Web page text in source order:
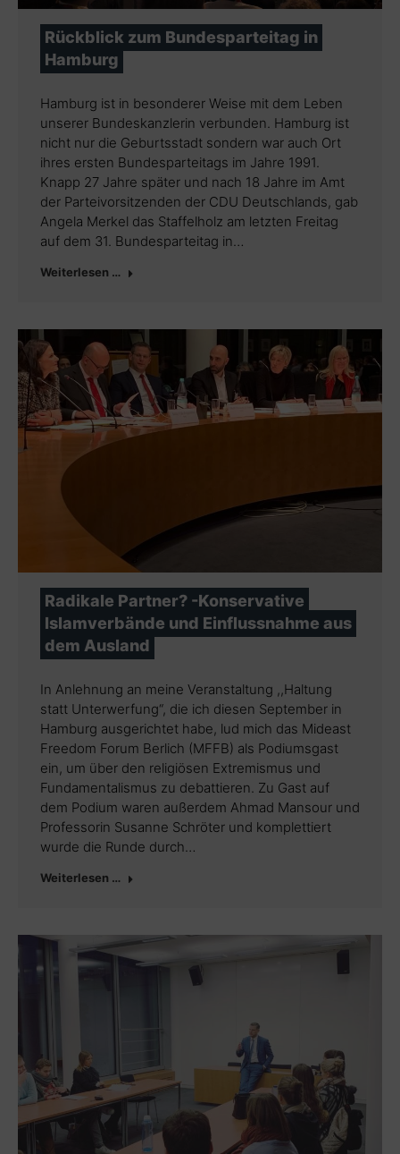
Rückblick zum Bundesparteitag in
Hamburg
Hamburg ist in besonderer Weise mit dem Leben
unserer Bundeskanzlerin verbunden. Hamburg ist
nicht nur die Geburtsstadt sondern war auch Ort
ihres ersten Bundesparteitags im Jahre 1991.
Knapp 27 Jahre später und nach 18 Jahre im Amt
der Parteivorsitzenden der CDU Deutschlands, gab
Angela Merkel das Staffelholz am letzten Freitag
auf dem 31. Bundesparteitag in…
Weiterlesen …
Radikale Partner? -Konservative
Islamverbände und Einflussnahme aus
dem Ausland
In Anlehnung an meine Veranstaltung ,,Haltung
statt Unterwerfung“, die ich diesen September in
Hamburg ausgerichtet habe, lud mich das Mideast
Freedom Forum Berlich (MFFB) als Podiumsgast
ein, um über den religiösen Extremismus und
Fundamentalismus zu debattieren. Zu Gast auf
dem Podium waren außerdem Ahmad Mansour und
Professorin Susanne Schröter und komplettiert
wurde die Runde durch…
Weiterlesen …